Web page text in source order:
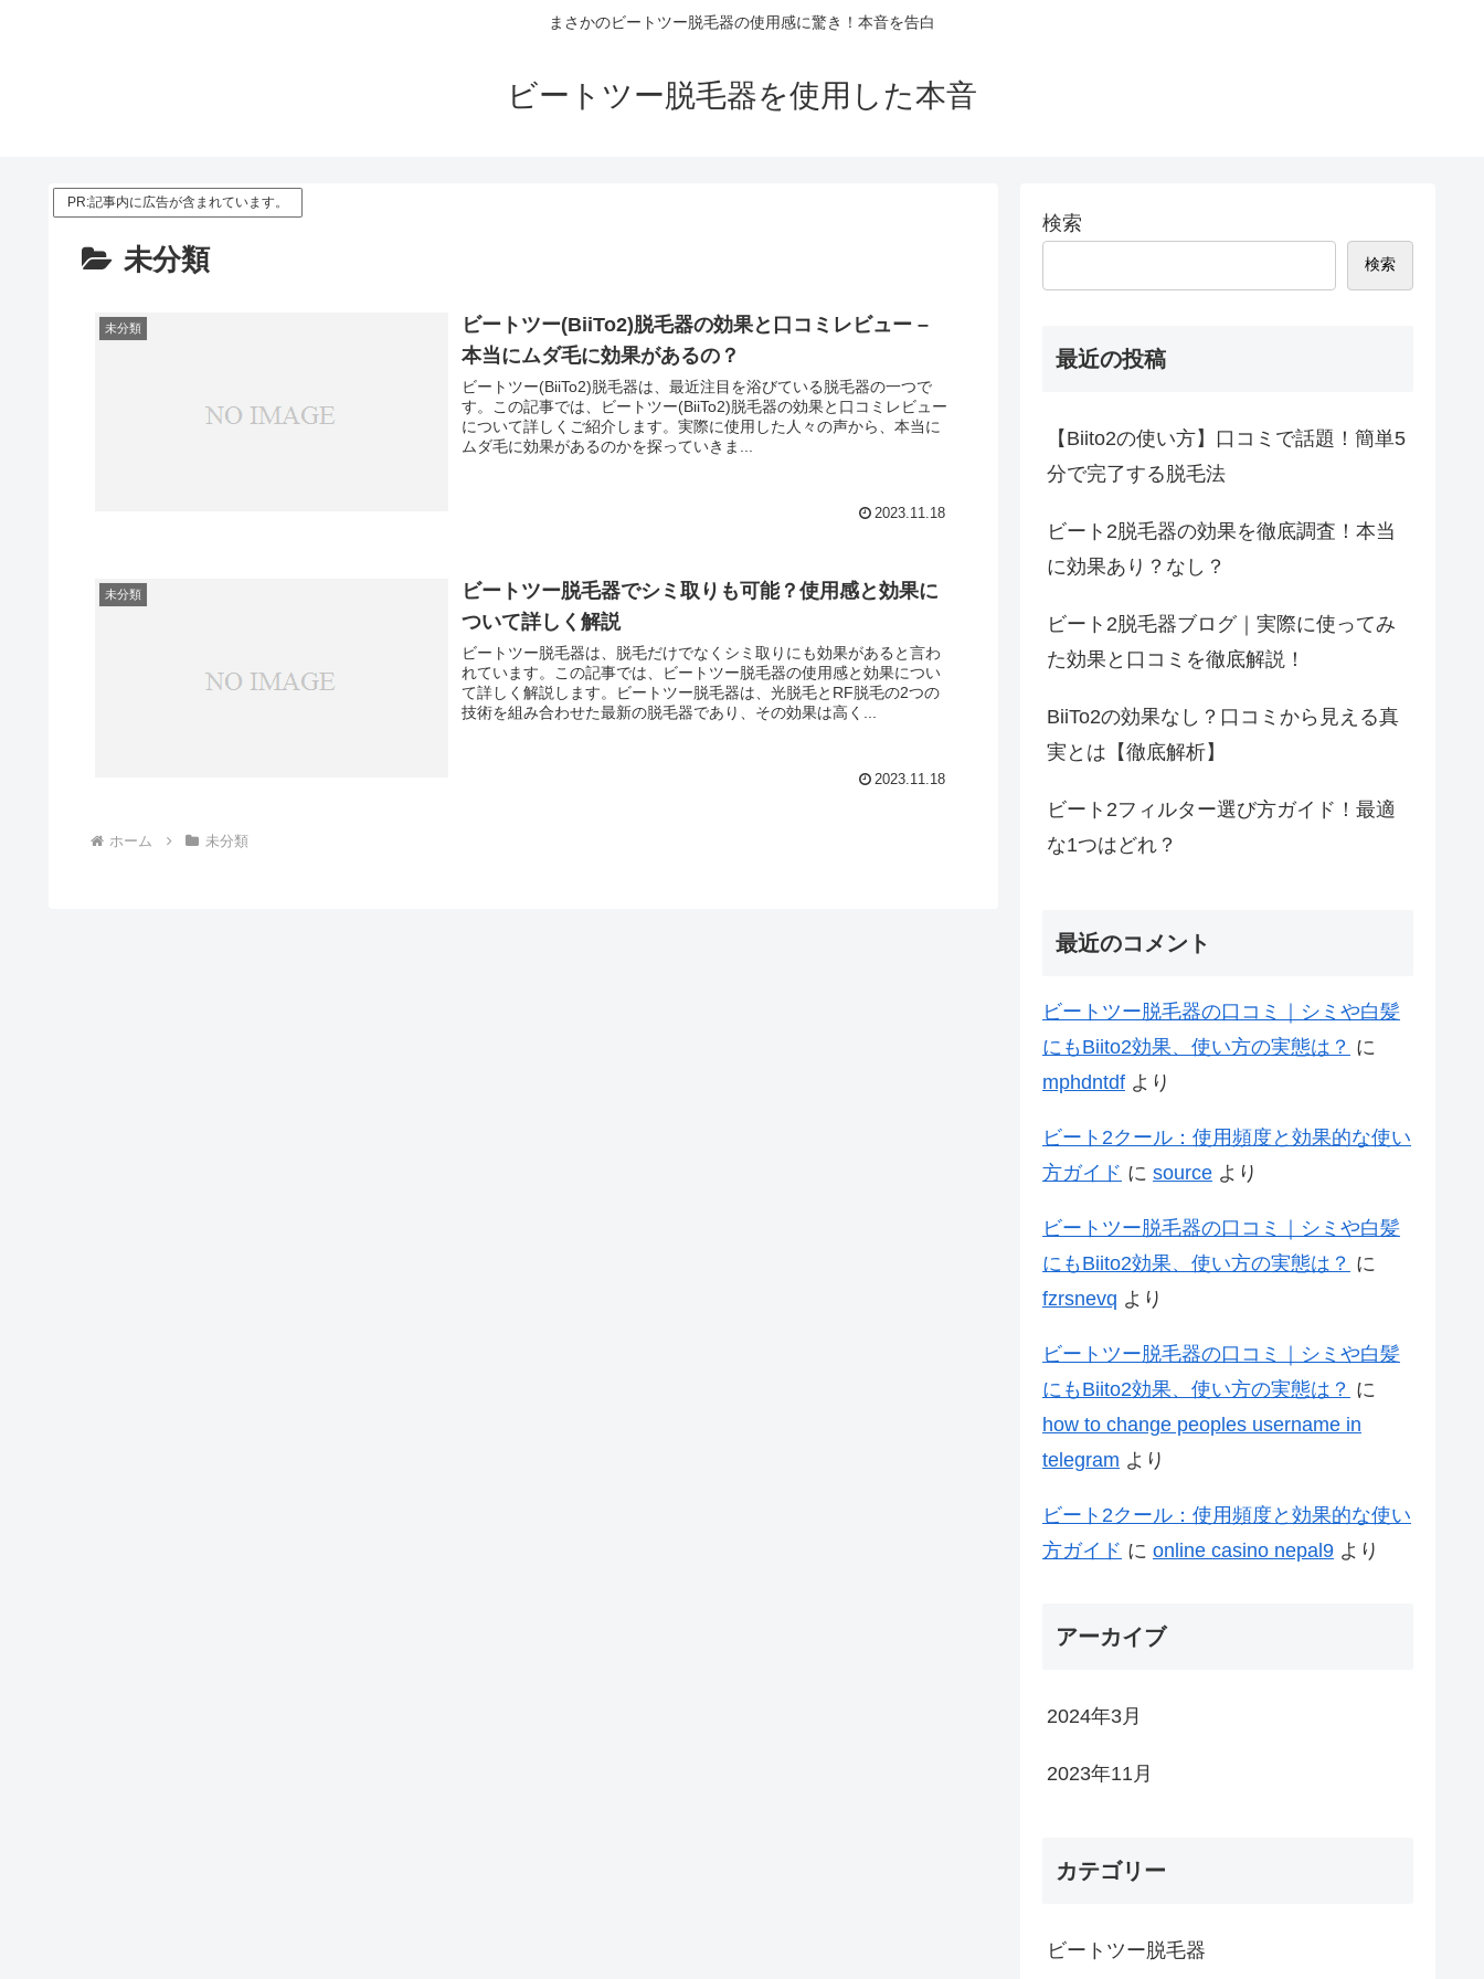
まさかのビートツー脱毛器の使用感に驚き！本音を告白
ビートツー脱毛器を使用した本音
PR:記事内に広告が含まれています。
未分類
未分類
ビートツー(BiiTo2)脱毛器の効果と口コミレビュー –
本当にムダ毛に効果があるの？
ビートツー(BiiTo2)脱毛器は、最近注目を浴びている脱毛器の一つで
す。この記事では、ビートツー(BiiTo2)脱毛器の効果と口コミレビュー
について詳しくご紹介します。実際に使用した人々の声から、本当に
ムダ毛に効果があるのかを探っていきま...
2023.11.18
未分類
ビートツー脱毛器でシミ取りも可能？使用感と効果に
ついて詳しく解説
ビートツー脱毛器は、脱毛だけでなくシミ取りにも効果があると言わ
れています。この記事では、ビートツー脱毛器の使用感と効果につい
て詳しく解説します。ビートツー脱毛器は、光脱毛とRF脱毛の2つの
技術を組み合わせた最新の脱毛器であり、その効果は高く...
2023.11.18
ホーム 未分類
検索
検索
最近の投稿
【Biito2の使い方】口コミで話題！簡単5
分で完了する脱毛法
ビート2脱毛器の効果を徹底調査！本当
に効果あり？なし？
ビート2脱毛器ブログ｜実際に使ってみ
た効果と口コミを徹底解説！
BiiTo2の効果なし？口コミから見える真
実とは【徹底解析】
ビート2フィルター選び方ガイド！最適
な1つはどれ？
最近のコメント
ビートツー脱毛器の口コミ｜シミや白髪
にもBiito2効果、使い方の実態は？ に
mphdntdf より
ビート2クール：使用頻度と効果的な使い
方ガイド に source より
ビートツー脱毛器の口コミ｜シミや白髪
にもBiito2効果、使い方の実態は？ に
fzrsnevq より
ビートツー脱毛器の口コミ｜シミや白髪
にもBiito2効果、使い方の実態は？ に
how to change peoples username in
telegram より
ビート2クール：使用頻度と効果的な使い
方ガイド に online casino nepal9 より
アーカイブ
2024年3月
2023年11月
カテゴリー
ビートツー脱毛器